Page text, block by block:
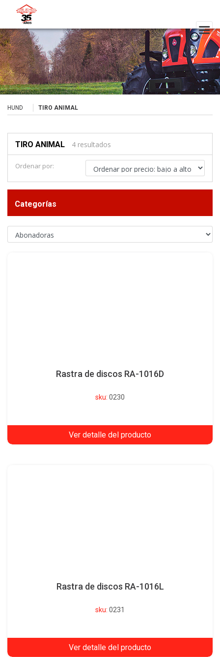
HUND TIRO ANIMAL
TIRO ANIMAL 4 resultados
Ordenar por:
Categorías
Rastra de discos RA-1016D
sku: 0230
Ver detalle del producto
Rastra de discos RA-1016L
sku: 0231
Ver detalle del producto